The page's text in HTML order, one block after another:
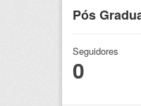
Pós
Seguidores
0